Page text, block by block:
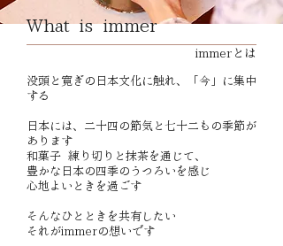
​What is immer
​immerとは
没頭と寛ぎの日本文化に触れ、「今」に集中
する
日本には、二十四の節気と七十二もの季節が
あります
和菓子 練り切りと抹茶を通じて、
豊かな日本の四季のうつろいを感じ
​心地よいときを過ごす
そんなひとときを共有したい
それがimmerの想いです